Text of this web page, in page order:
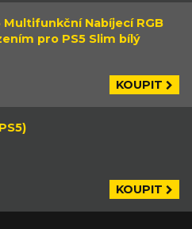
Multifunkční Nabíjecí RGB
pro PS5 Slim bílý
KOUPIT
KOUPIT